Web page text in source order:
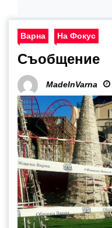
Варна На Фокус
Съобщение
MadeInVarna